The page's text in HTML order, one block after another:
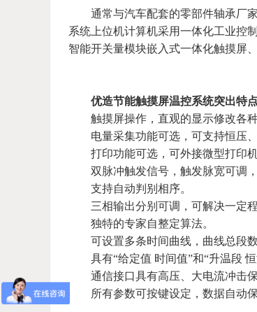
通常与汽车配套的零部件轴承厂家
系统上位机计算机采用一体化工业控
智能开关量模块嵌入式一体化触摸屏
优造节能触摸屏温控系统突出特点
触摸屏操作，直观的显示修改各种
电量采集功能可选，可支持恒压、
打印功能可选，可外接微型打印机
双脉冲触发信号，触发脉宽可调，
支持自动判别相序。
三相输出分别可调，可解决一定程
独特的专家自整定算法。
可设置多条时间曲线，曲线总段数
具有“给定值 时间值”和“升温段 恒
通信接口具有高压、大电流冲击保
所有参数可按键设定，数据自动保